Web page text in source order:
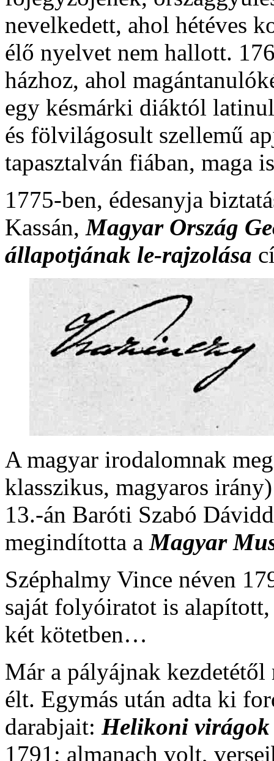
nevelkedett, ahol hétéves
élő nyelvet nem hallott.
házhoz, ahol
egy késmárki diáktól
és fölvilágosult szellemű
tapasztalván fiában,
1775-ben, édesanyja
Kassán,Magyar Ország
állapotjának le-rajzolása
A magyar irodalomnak
klasszikus, magyaros
13.-án Baróti Szabó
megindította aMagyar
Széphalmy Vince néven
saját folyóiratot is
két kötetben…
Már a pályájnak
élt. Egymás után adta ki
darabjait: Helikoni virágok
1791; almanach volt,